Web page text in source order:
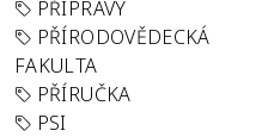
PŘÍPRAVY
PŘÍRODOVĚDECKÁ
FAKULTA
PŘÍRUČKA
PSI